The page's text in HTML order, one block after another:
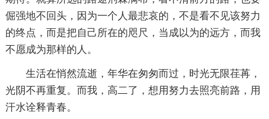
倔强地不回头，因为一个人最悲哀的，不是看不见该努力
的终点，而是把自己所在的咫尺，当成以为的远方，而我
不愿成为那样的人。
生活在悄然流逝，年华在匆匆而过，时光无限荏苒，
光阴不再重复。而我，高二了，想用努力去照亮前路，用
汗水诠释青春。